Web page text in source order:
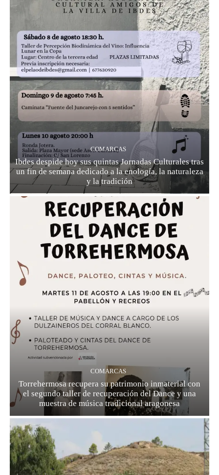
COMARCAS
Ibdes despide hoy sus quintas Jornadas Culturales tras
un fin de semana dedicado a la enología, la naturaleza
y la tradición
COMARCAS
Torrehermosa recupera su patrimonio inmaterial con
el segundo taller de recuperación del Dance y una
muestra de música tradicional aragonesa